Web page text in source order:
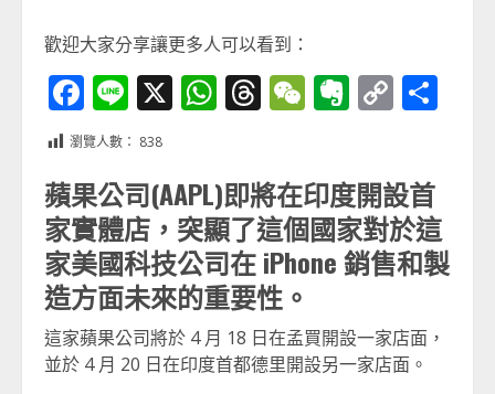
歡迎大家分享讓更多人可以看到：
Facebook
Line
X WhatsApp
Threads
WeChat
Evernote
Copy
瀏覽人數： 838
蘋果公司(AAPL)即將在印度開設首
家實體店，突顯了這個國家對於這
家美國科技公司在 iPhone 銷售和製
造方面未來的重要性。
這家蘋果公司將於 4 月 18 日在孟買開設一家店面，
並於 4 月 20 日在印度首都德里開設另一家店面。